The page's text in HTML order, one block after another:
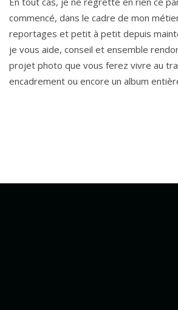
commencé, dans le cadre de mon
reportages et petit à petit depuis
je vous aide, conseil et ensemble
projet photo que vous ferez vivre au
encadrement ou encore un album